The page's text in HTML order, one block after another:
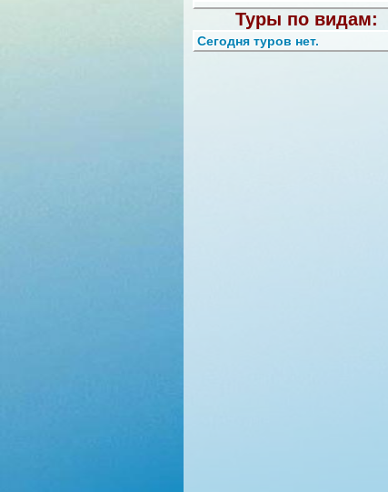
Туры по видам:
Сегодня туров нет.